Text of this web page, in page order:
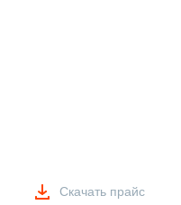
Скачать прайс